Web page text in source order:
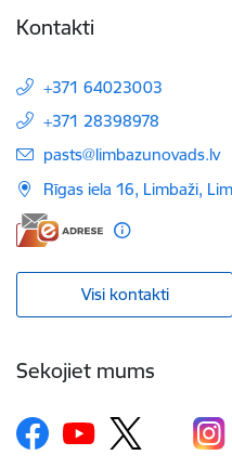
Kontakti
+371 64023003
+371 28398978
E-pasts:
pasts@limbazunovads.lv
Rīgas iela 16, Limbaži,
Visi kontakti
Sekojiet mums